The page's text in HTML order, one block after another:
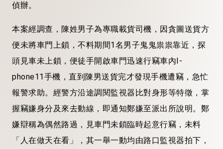
偵辦。
本案經調查，陳姓男子為專職載貨司機，因貪圖送貨方
便未將車門上鎖，不料期間1名男子鬼鬼祟祟靠近，探
頭見車未上鎖，便徒手開啟車門迅速行竊車內I-
phone11手機，直到陳男送貨完才發現手機遭竊，急忙
報警求助。經警方沿途調閱監視器比對身形等特徵，掌
握竊嫌身分及來去動線，即通知鄭嫌至派出所說明。鄭
嫌辯稱為偶然路過，見車門未鎖臨時起意行竊，未料
「人在做天在看」，其一舉一動均由路口監視器拍下，